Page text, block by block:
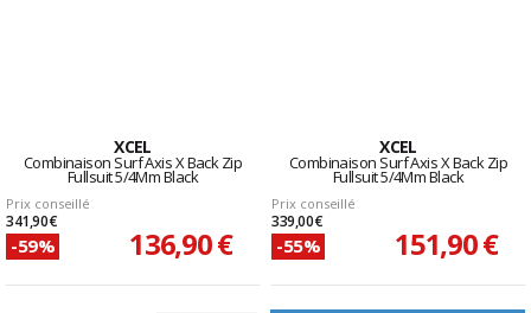
XCEL
Combinaison Surf Axis X Back Zip
Fullsuit 5/4Mm Black
Prix conseillé
341,90 €
-59% 136,90 €
XCEL
Combinaison Surf Axis X Back Zip
Fullsuit 5/4Mm Black
Prix conseillé
339,00 €
-55% 151,90 €